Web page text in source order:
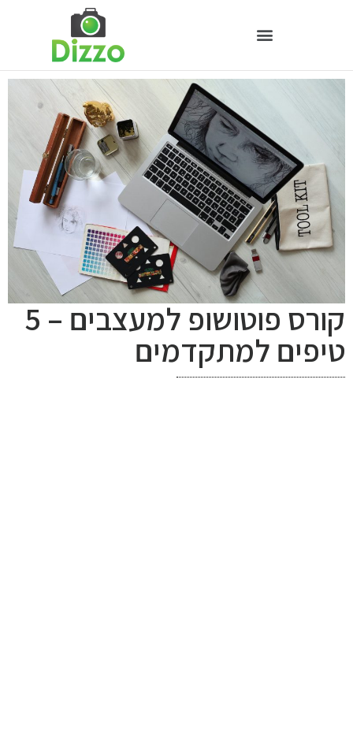
קורס פוטושופ למעצבים – 5
טיפים למתקדמים